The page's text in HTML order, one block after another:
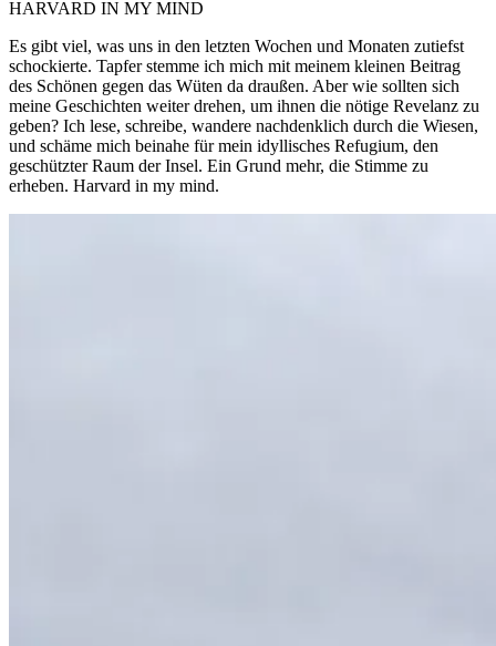
HARVARD IN MY MIND
Es gibt viel, was uns in den letzten Wochen und Monaten zutiefst
schockierte. Tapfer stemme ich mich mit meinem kleinen Beitrag
des Schönen gegen das Wüten da draußen. Aber wie sollten sich
meine Geschichten weiter drehen, um ihnen die nötige Revelanz zu
geben? Ich lese, schreibe, wandere nachdenklich durch die Wiesen,
und schäme mich beinahe für mein idyllisches Refugium, den
geschützter Raum der Insel. Ein Grund mehr, die Stimme zu
erheben. Harvard in my mind.